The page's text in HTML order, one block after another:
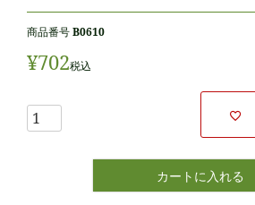
商品番号 B0610
¥702税込
カートに入れる